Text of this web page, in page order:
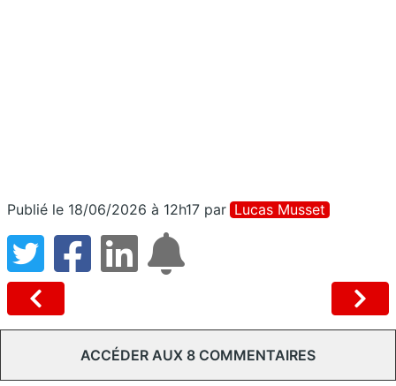
Publié le 18/06/2026 à 12h17 par Lucas Musset
ACCÉDER AUX 8 COMMENTAIRES